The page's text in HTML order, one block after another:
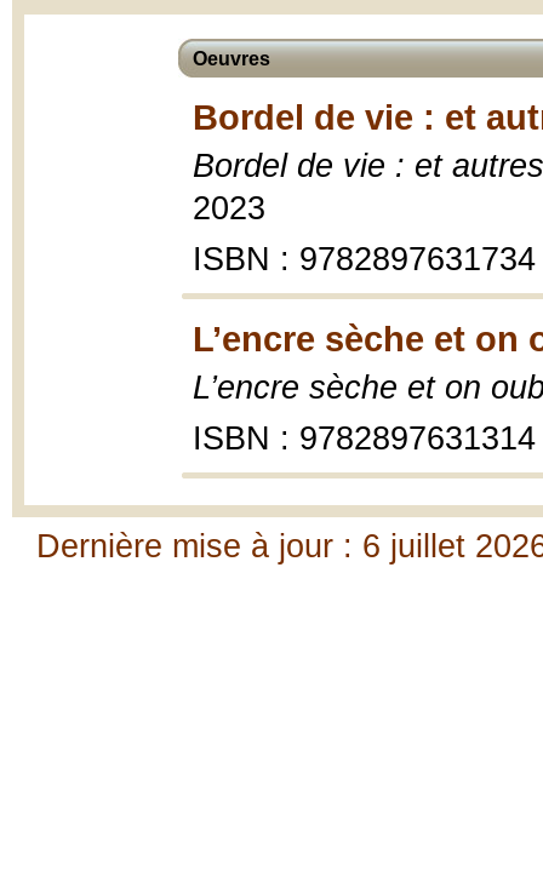
Oeuvres
Bordel de vie : et
Bordel de vie : et
2023
ISBN : 9782897631734
L’encre sèche et on
L’encre sèche et on
ISBN : 9782897631314
Dernière mise à jour : 6 juillet